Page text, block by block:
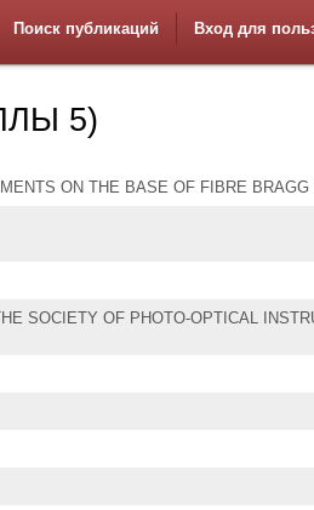
Поиск публикаций Вход для
5)
ON THE BASE OF FIBRE BRAGG
SOCIETY OF PHOTO-OPTICAL